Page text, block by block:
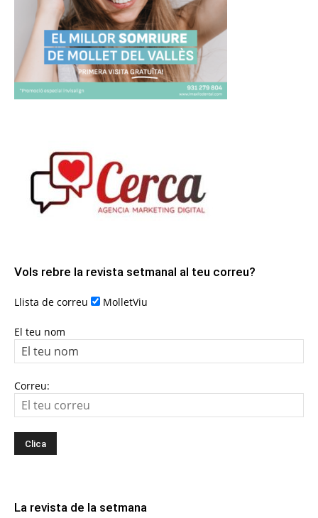
Vols rebre la revista setmanal al teu correu?
Llista de correu MolletViu
El teu nom
Correu:
La revista de la setmana